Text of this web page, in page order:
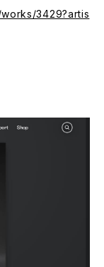
3429?artis